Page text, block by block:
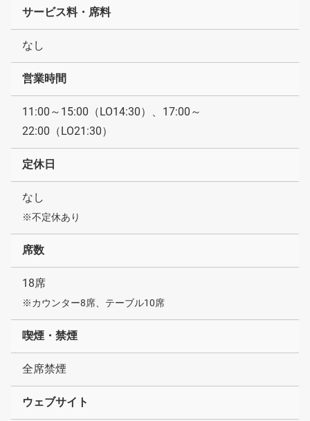
サービス料・席料
なし
営業時間
11:00～15:00（LO14:30）、17:00～
22:00（LO21:30）
定休日
なし
※不定休あり
席数
18席
※カウンター8席、テーブル10席
喫煙・禁煙
全席禁煙
ウェブサイト